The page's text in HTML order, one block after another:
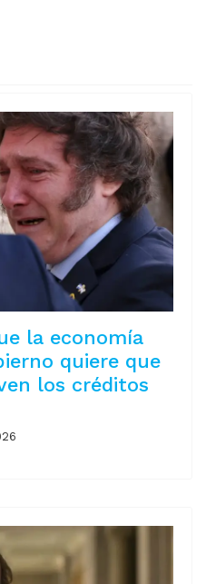
la economía
quiere que
los créditos